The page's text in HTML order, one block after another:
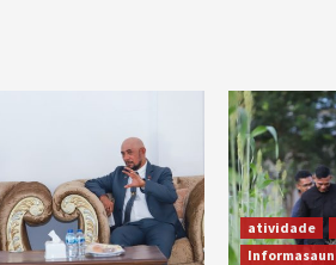
atividade
Informasaun